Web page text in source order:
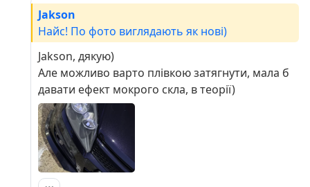
Jakson
Найс! По фото виглядають як нові)
Jakson, дякую)
Але можливо варто плівкою затягнути, мала б
давати ефект мокрого скла, в теорії)